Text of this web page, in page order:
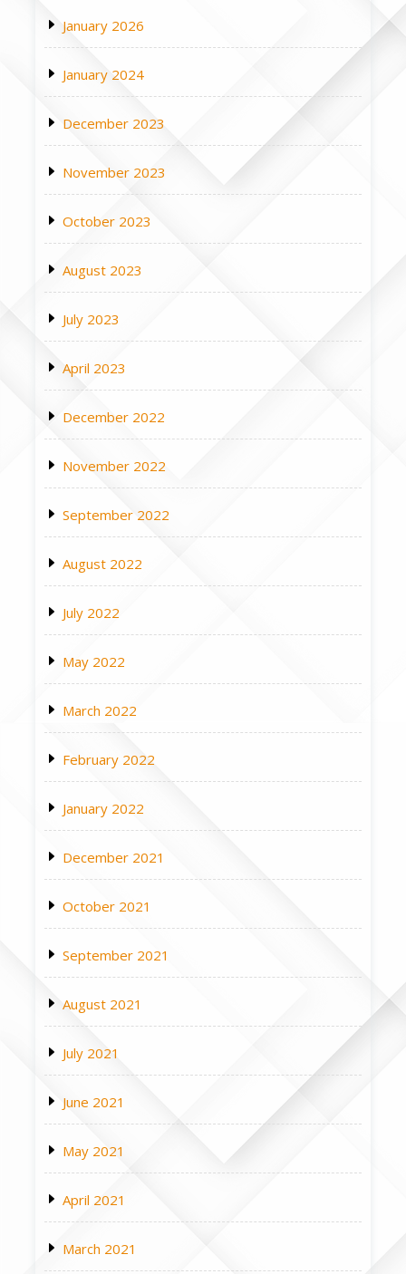
January 2026
January 2024
December 2023
November 2023
October 2023
August 2023
July 2023
April 2023
December 2022
November 2022
September 2022
August 2022
July 2022
May 2022
March 2022
February 2022
January 2022
December 2021
October 2021
September 2021
August 2021
July 2021
June 2021
May 2021
April 2021
March 2021